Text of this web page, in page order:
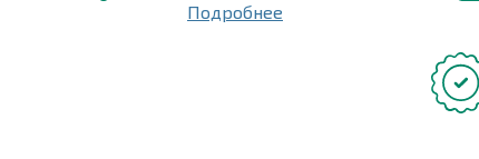
Подробнее